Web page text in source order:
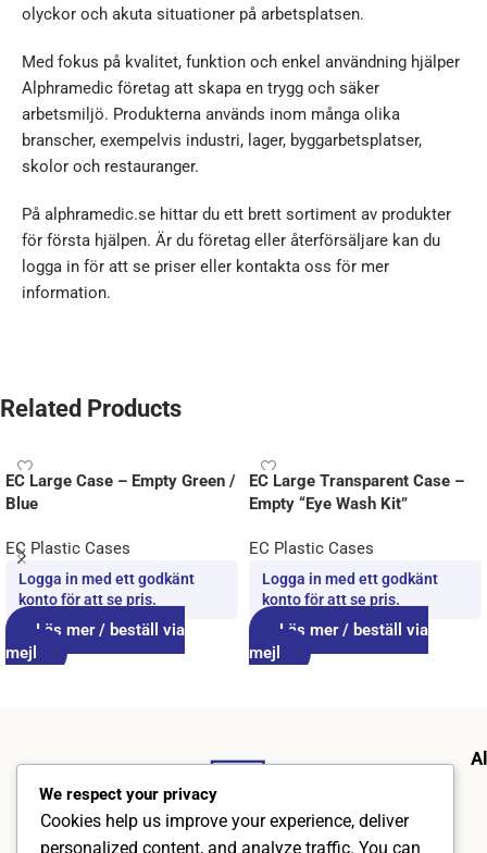
olyckor och akuta situationer på arbetsplatsen.
Med fokus på kvalitet, funktion och enkel användning hjälper
Alphramedic företag att skapa en trygg och säker
arbetsmiljö. Produkterna används inom många olika
branscher, exempelvis industri, lager, byggarbetsplatser,
skolor och restauranger.
På alphramedic.se hittar du ett brett sortiment av produkter
för första hjälpen. Är du företag eller återförsäljare kan du
logga in för att se priser eller kontakta oss för mer
information.
Related Products
EC Large Case – Empty Green /
Blue
EC Plastic Cases
Logga in med ett godkänt
konto för att se pris.
Läs mer / beställ via
mejl
EC Large Transparent Case –
Empty “Eye Wash Kit”
EC Plastic Cases
Logga in med ett godkänt
konto för att se pris.
Läs mer / beställ via
mejl
We respect your privacy
Cookies help us improve your experience, deliver
personalized content, and analyze traffic. You can